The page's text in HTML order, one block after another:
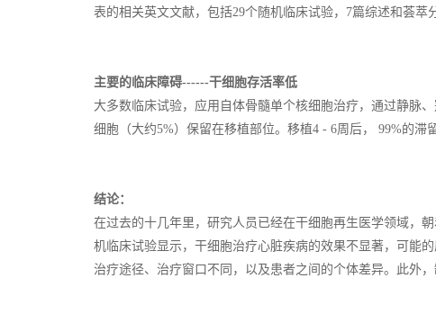
表的相关英文文献，包括29个随机临床试验，7篇综述和荟萃
主要的临床障碍------干细胞存活率低
大多数临床试验，应用自体骨髓单个核细胞治疗，通过静脉
细胞（大约5%）保留在移植部位。移植4 - 6周后， 99%的滞
结论：
在过去的十几年里，研究人员已经在干细胞再生医学领域，
机临床试验显示，干细胞治疗心脏疾病的效果不显著，可能
治疗途径、治疗窗口不同，以及患者之间的个体差异。此外